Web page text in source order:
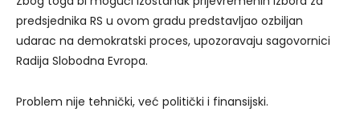
predsjednika RS u ovom gradu predstavljao ozbiljan
udarac na demokratski proces, upozoravaju sagovornici
Radija Slobodna Evropa.
Problem nije tehnički, već politički i finansijski.